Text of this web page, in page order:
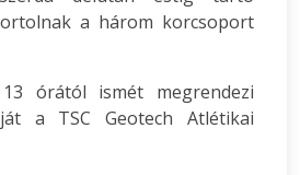
a három korcsoport
órától ismét megrendezi
a TSC Geotech Atlétikai